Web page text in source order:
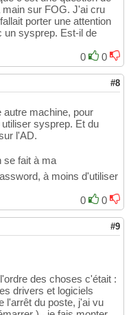
main sur FOG. J'ai cru
porter une attention
un sysprep. Est-il de
0
0
#8
autre machine, pour
sysprep. Et du
l'AD.
se fait à ma
à moins d'utiliser
0
0
#9
des choses c'était :
drivers et logiciels
l'arrêt du poste, j'ai vu